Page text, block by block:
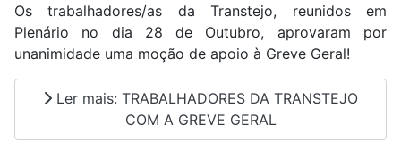
Os trabalhadores/as da Transtejo, reunidos em
Plenário no dia 28 de Outubro, aprovaram por
unanimidade uma moção de apoio à Greve Geral!
Ler mais: TRABALHADORES DA TRANSTEJO
COM A GREVE GERAL